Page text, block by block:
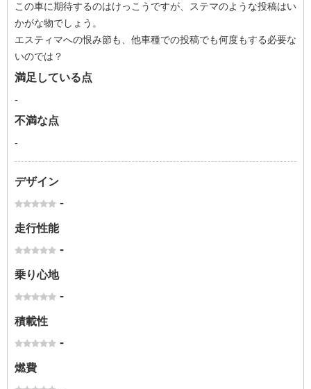
この車に期待するのはけっこうですが、ステマのような投稿はい
かがな物でしょう。
エスティマへの恨み節も、他車種での投稿でも何度もする必要な
いのでは？
満足している点
-
不満な点
-
デザイン
-
走行性能
-
乗り心地
-
積載性
-
燃費